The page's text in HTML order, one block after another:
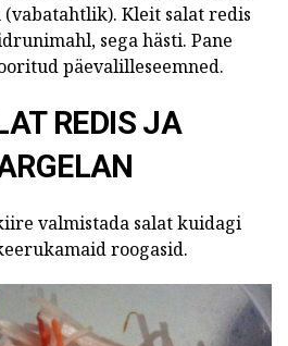
Kleit salat redis
sega hästi. Pane
päevalilleseemned.
REDIS JA
valmistada salat kuidagi
roogasid.